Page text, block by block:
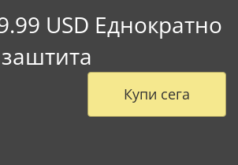
USD Еднократно
Купи сега